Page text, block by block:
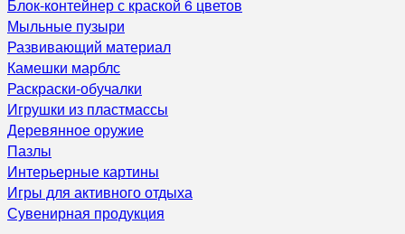
Блок-контейнер с краской 6 цветов
Мыльные пузыри
Развивающий материал
Камешки марблс
Раскраски-обучалки
Игрушки из пластмассы
Деревянное оружие
Пазлы
Интерьерные картины
Игры для активного отдыха
Сувенирная продукция